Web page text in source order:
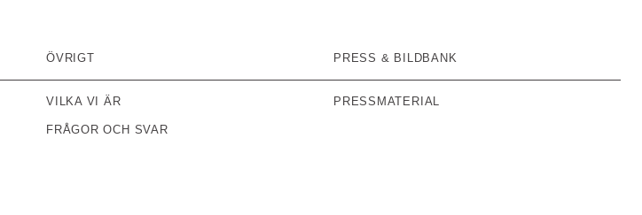
ÖVRIGT
VILKA VI ÄR
FRÅGOR OCH SVAR
PRESS & BILDBANK
PRESSMATERIAL